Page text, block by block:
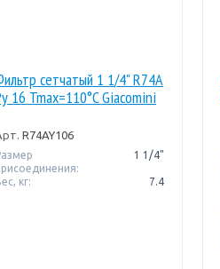
сетчатый 1 1/4" R74A
16 Tmax=110°C Giacomini
R74AY106
1 1/4"
кг: 7.4